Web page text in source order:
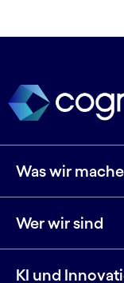
Was wir
Wer wir sind
KI und